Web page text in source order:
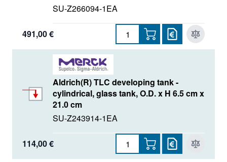
SU-Z266094-1EA
491,00 €
Aldrich(R) TLC developing tank -
cylindrical, glass tank, O.D. x H 6.5 cm x
21.0 cm
SU-Z243914-1EA
114,00 €